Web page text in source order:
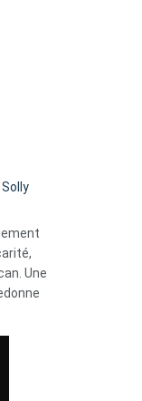
Une